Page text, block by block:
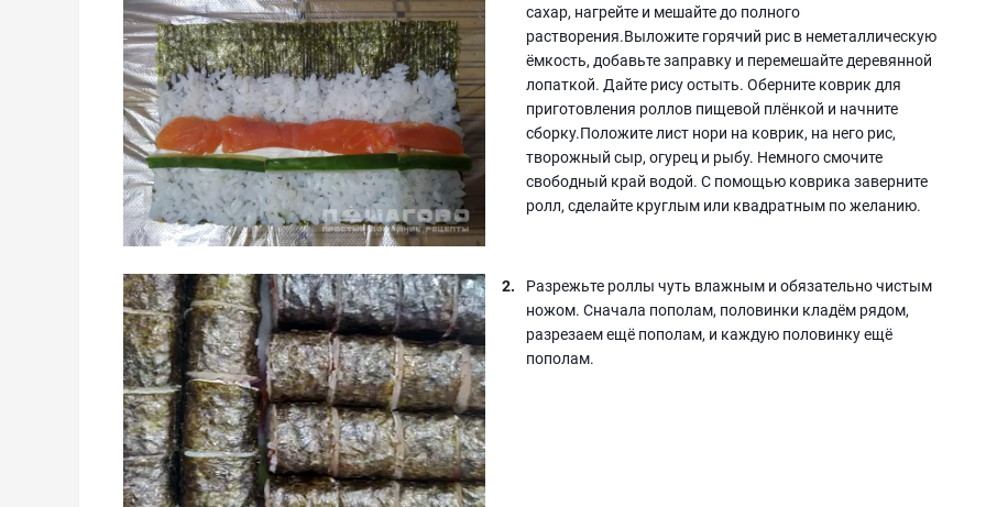
сахар, нагрейте и мешайте до полного
растворения.Выложите горячий рис в неметаллическую
ёмкость, добавьте заправку и перемешайте деревянной
лопаткой. Дайте рису остыть. Оберните коврик для
приготовления роллов пищевой плёнкой и начните
сборку.Положите лист нори на коврик, на него рис,
творожный сыр, огурец и рыбу. Немного смочите
свободный край водой. С помощью коврика заверните
ролл, сделайте круглым или квадратным по желанию.
Разрежьте роллы чуть влажным и обязательно чистым
ножом. Сначала пополам, половинки кладём рядом,
разрезаем ещё пополам, и каждую половинку ещё
пополам.